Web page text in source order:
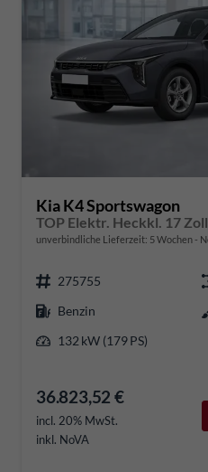
Kia K4 Sportswagon
unverbindliche Lieferzeit: 5 Wochen
275755
Benzin
132 kW (179 PS)
36.823,52 €
incl. 20% MwSt.
inkl. NoVA